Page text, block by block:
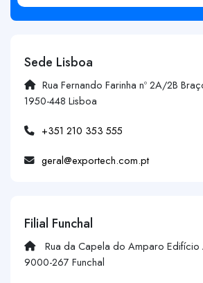
Sede Lisboa
Rua Fernando Farinha nº 2A/2B
1950-448 Lisboa
+351 210 353 555
geral@exportech.com.pt
Filial Funchal
Rua da Capela do Amparo Edifício
9000-267 Funchal